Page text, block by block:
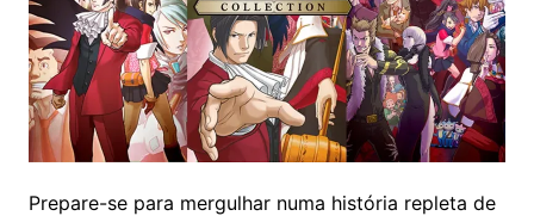
Prepare-se para mergulhar numa história repleta de